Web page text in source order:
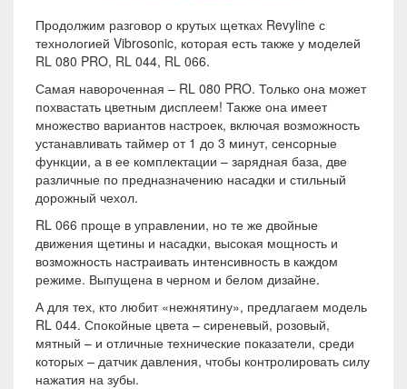
Продолжим разговор о крутых щетках Revyline с
технологией Vibrosonic, которая есть также у моделей
RL 080 PRO, RL 044, RL 066.
Самая навороченная – RL 080 PRO. Только она может
похвастать цветным дисплеем! Также она имеет
множество вариантов настроек, включая возможность
устанавливать таймер от 1 до 3 минут, сенсорные
функции, а в ее комплектации – зарядная база, две
различные по предназначению насадки и стильный
дорожный чехол.
RL 066 проще в управлении, но те же двойные
движения щетины и насадки, высокая мощность и
возможность настраивать интенсивность в каждом
режиме. Выпущена в черном и белом дизайне.
А для тех, кто любит «нежнятину», предлагаем модель
RL 044. Спокойные цвета – сиреневый, розовый,
мятный – и отличные технические показатели, среди
которых – датчик давления, чтобы контролировать силу
нажатия на зубы.